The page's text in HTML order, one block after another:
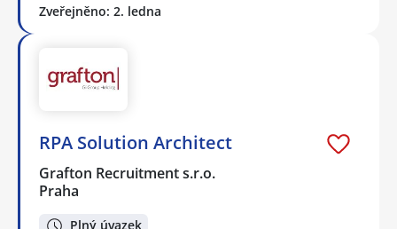
Zveřejněno: 2. ledna
RPA Solution Architect
Grafton Recruitment s.r.o.
Praha
Plný úvazek